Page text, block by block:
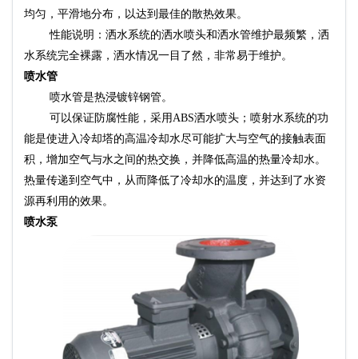
均匀，平滑地分布，以达到最佳的散热效果。
性能说明：洒水系统的洒水喷头和洒水管维护最频繁，洒
水系统完全裸露，洒水情况一目了然，非常易于维护。
喷水管
喷水管是热浸镀锌钢管。
可以保证防腐性能，采用ABS洒水喷头；喷射水系统的功
能是使进入冷却塔的高温冷却水尽可能扩大与空气的接触表面
积，增加空气与水之间的热交换，并降低高温的热量冷却水。
热量传递到空气中，从而降低了冷却水的温度，并达到了水资
源再利用的效果。
喷水泵